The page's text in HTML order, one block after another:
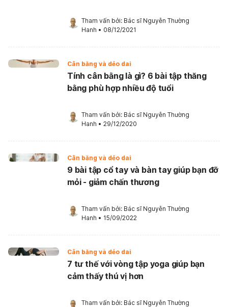
Tham vấn bởi: Bác sĩ Nguyễn Thường
Hanh • 08/12/2021
Cân bằng và dẻo dai
Tính cân bằng là gì? 6 bài tập thăng
bằng phù hợp nhiều độ tuổi
Tham vấn bởi: Bác sĩ Nguyễn Thường
Hanh • 29/12/2020
Cân bằng và dẻo dai
9 bài tập cổ tay và bàn tay giúp bạn đỡ
mỏi - giảm chấn thương
Tham vấn bởi: Bác sĩ Nguyễn Thường
Hanh • 15/09/2022
Cân bằng và dẻo dai
7 tư thế với vòng tập yoga giúp bạn
cảm thấy thú vị hơn
Tham vấn bởi: Bác sĩ Nguyễn Thường